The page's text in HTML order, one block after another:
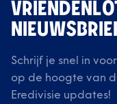
Schrijf je snel in
op de hoogte van
Eredivisie updates!